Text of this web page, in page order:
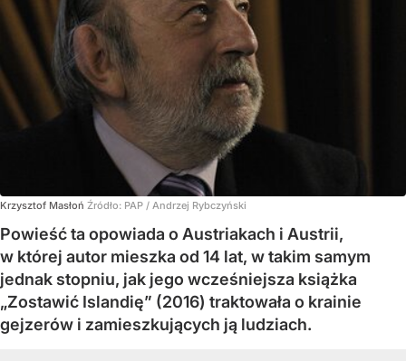
Krzysztof Masłoń Źródło: PAP / Andrzej Rybczyński
Powieść ta opowiada o Austriakach i Austrii,
w której autor mieszka od 14 lat, w takim samym
jednak stopniu, jak jego wcześniejsza książka
„Zostawić Islandię” (2016) traktowała o krainie
gejzerów i zamieszkujących ją ludziach.